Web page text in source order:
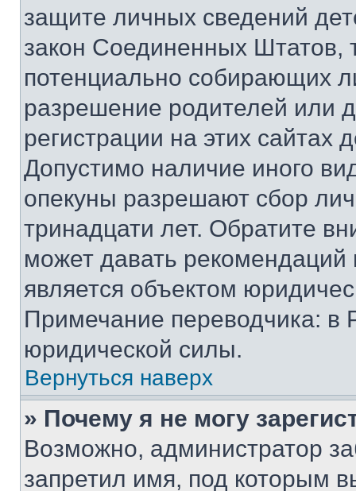
защите личных сведений
закон Соединенных Штатов,
потенциально собирающих
разрешение родителей или
регистрации на этих сайтах
Допустимо наличие иного
опекуны разрешают сбор
тринадцати лет. Обратите
может давать
является объектом
Примечание переводчика: в
юридической силы.
Вернуться наверх
» Почему я не могу
Возможно, администратор
запретил имя, под которым